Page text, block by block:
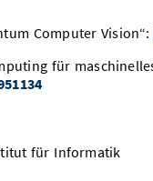
Computer Vision“:
für
für Informatik